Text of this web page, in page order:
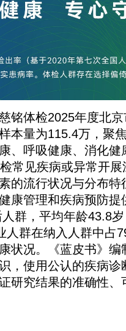
铭体检2025年度北
本量为115.4万，聚
、呼吸健康、消化
常见疾病或异常开
的流行状况与分布
康管理和疾病预防
群，平均年龄43.8
人群在纳入人群中占
状况。《蓝皮书》
，使用公认的疾病
研究结果的准确性、